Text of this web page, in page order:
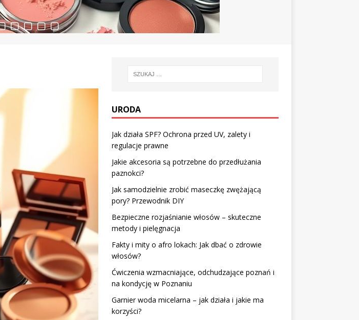
URODA
Jak działa SPF? Ochrona przed UV, zalety i
regulacje prawne
Jakie akcesoria są potrzebne do przedłużania
paznokci?
Jak samodzielnie zrobić maseczkę zwężającą
pory? Przewodnik DIY
Bezpieczne rozjaśnianie włosów – skuteczne
metody i pielęgnacja
Fakty i mity o afro lokach: Jak dbać o zdrowie
włosów?
Ćwiczenia wzmacniające, odchudzające poznań i
na kondycję w Poznaniu
Garnier woda micelarna – jak działa i jakie ma
korzyści?